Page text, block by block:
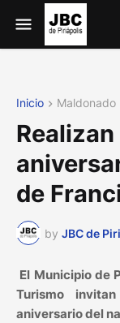
Inicio Maldonado
de
by JBC de
El Municipio de
Turismo
aniversario del